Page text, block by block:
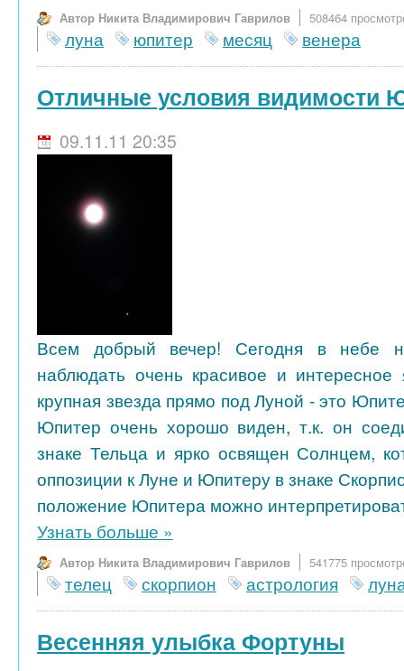
Автор Никита Владимирович Гаврилов 508464
луна юпитер месяц венера
Отличные условия видимости
09.11.11 20:35
Всем добрый вечер! Сегодня в небе
наблюдать очень красивое и
крупная звезда прямо под Луной - это
Юпитер очень хорошо виден, т.к. он
знаке Тельца и ярко освящен Солнцем,
оппозиции к Луне и Юпитеру в знаке
положение Юпитера можно
Узнать больше »
Автор Никита Владимирович Гаврилов 541775
телец скорпион астрология
Весенняя улыбка Фортуны